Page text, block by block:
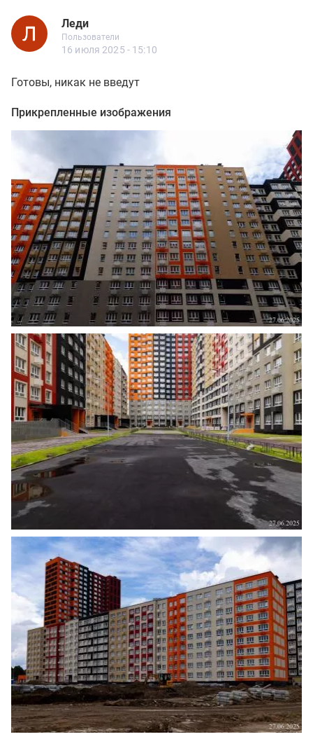
Леди
Леди
Пользователи
1.11
Пользователи
59 сообщений
16 июля 2025 - 15:10
Готовы, никак не введут
Прикрепленные изображения